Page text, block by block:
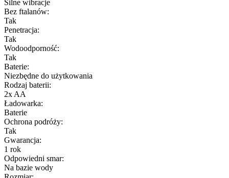
Silne wibracje
Bez ftalanów:
Tak
Penetracja:
Tak
Wodoodporność:
Tak
Baterie:
Niezbędne do użytkowania
Rodzaj baterii:
2x AA
Ładowarka:
Baterie
Ochrona podróży:
Tak
Gwarancja:
1 rok
Odpowiedni smar:
Na bazie wody